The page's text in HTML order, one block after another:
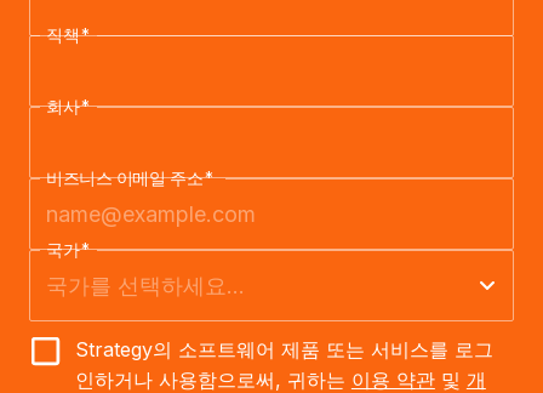
직책*
회사*
비즈니스 이메일 주소*
국가*
Strategy의 소프트웨어 제품 또는 서비스를 로그
인하거나 사용함으로써, 귀하는 이용 약관및 개